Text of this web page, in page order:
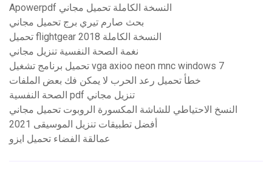
Apowerpdf النسخة الكاملة تحميل مجاني
بحث صارم تيري برج تحميل مجاني
تحميل flightgear 2018 النسخة الكاملة
نغمة الصحة النفسية تنزيل مجاني
تحميل برنامج تشغيل vga axioo neon mnc windows 7
خطأ تحميل رعد الحرب لا يمكن فك بعض الملفات
الصحة النفسية pdf تنزيل مجاني
النسخ الاحتياطي للشاشة المكسورة الروبوت تحميل مجاني
أفضل تطبيقات تنزيل الموسيقى 2021
عمالقة الفضاء تحميل ايزو